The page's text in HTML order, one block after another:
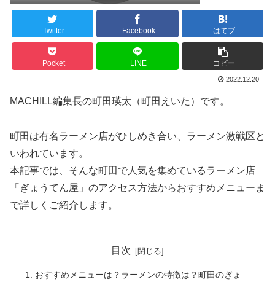
Twitter Facebook はてブ
Pocket LINE コピー
2022.12.20
MACHILL編集長の町田瑛太（町田えいた）です。
町田は有名ラーメン店がひしめき合い、ラーメン激戦区と
いわれています。
本記事では、そんな町田で人気を集めているラーメン店
「ぎょうてん屋」のアクセス方法からおすすめメニューま
で詳しくご紹介します。
目次
おすすめメニューは？ラーメンの特徴は？町田のぎょ